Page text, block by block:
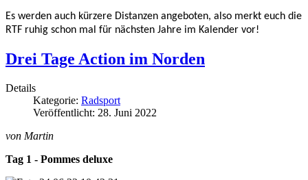
Es werden auch kürzere Distanzen angeboten, also merkt euch die
RTF ruhig schon mal für nächsten Jahre im Kalender vor!
Drei Tage Action im Norden
Details
Kategorie: Radsport
Veröffentlicht: 28. Juni 2022
von Martin
Tag 1 - Pommes deluxe